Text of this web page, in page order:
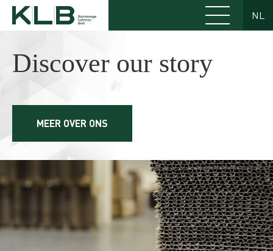
NL
Discover our story
MEER OVER ONS